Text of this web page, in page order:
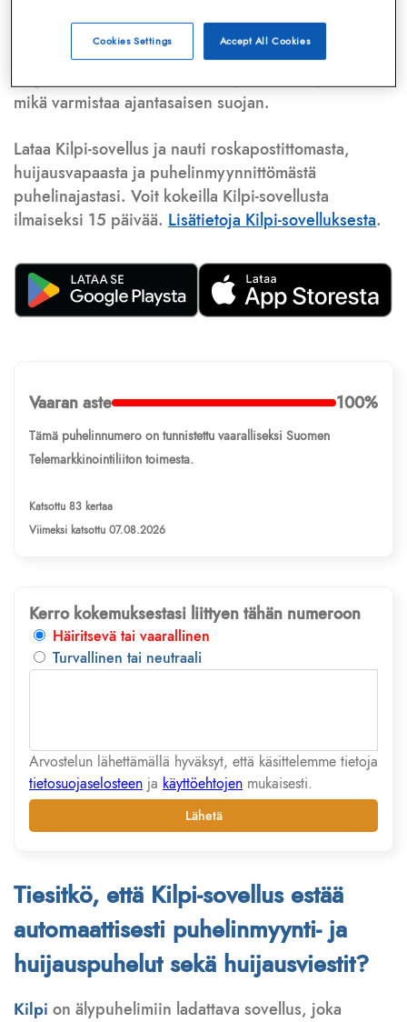
Lisäksi tunnistamme automaattisesti, jos kyseessä on
puhelinhuijarin numero, sähköpostiosoitetai
huijausviesti. Tietokantaamme päivitetään jatkuvasti,
mikä varmistaa ajantasaisen suojan.
Lataa Kilpi-sovellus ja nauti roskapostittomasta,
huijausvapaasta ja puhelinmyynnittömästä
puhelinajastasi. Voit kokeilla Kilpi-sovellusta
ilmaiseksi 15 päivää. Lisätietoja Kilpi-sovelluksesta.
Vaaran aste 100%
Tämä puhelinnumero on tunnistettu vaaralliseksi Suomen
Telemarkkinointiliiton toimesta.
Katsottu 83 kertaa
Viimeksi katsottu 07.08.2026
Kerro kokemuksestasi liittyen tähän numeroon
Häiritsevä tai vaarallinen
Turvallinen tai neutraali
Arvostelun lähettämällä hyväksyt, että käsittelemme tietoja
tietosuojaselosteen ja käyttöehtojen mukaisesti.
Lähetä
Tiesitkö, että Kilpi-sovellus estää
automaattisesti puhelinmyynti- ja
huijauspuhelut sekä huijausviestit?
Kilpi on älypuhelimiin ladattava sovellus, joka
Accept All Cookies
Cookies Settings